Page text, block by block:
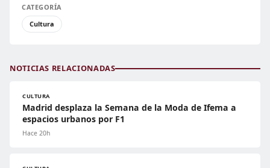
CATEGORÍA
Cultura
NOTICIAS RELACIONADAS
CULTURA
Madrid desplaza la Semana de la Moda de Ifema a
espacios urbanos por F1
Hace 20h